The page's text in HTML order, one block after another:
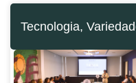
Tecnologia,